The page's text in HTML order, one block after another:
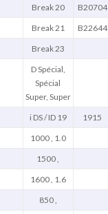
Break 20 B20704
Break 21 B22644
Break 23
D Spécial,
Spécial
Super, Super
i DS / ID 19 1915
1000 , 1.0
1500 ,
1600 , 1.6
850 ,